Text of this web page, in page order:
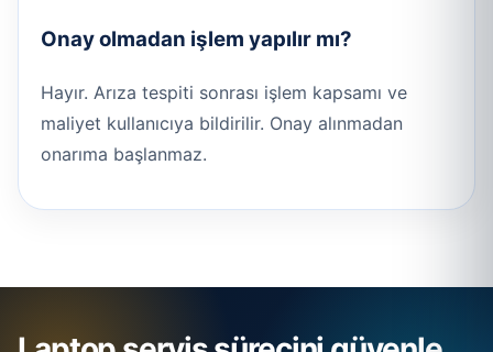
Onay olmadan işlem yapılır mı?
Hayır. Arıza tespiti sonrası işlem kapsamı ve
maliyet kullanıcıya bildirilir. Onay alınmadan
onarıma başlanmaz.